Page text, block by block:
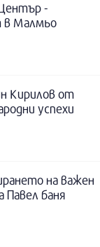
-
в Малмьо
Кирилов от
успехи
на важен
баня